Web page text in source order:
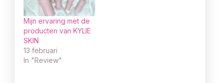
Mijn ervaring met de
producten van KYLIE
SKIN
13 februari
In "Review"